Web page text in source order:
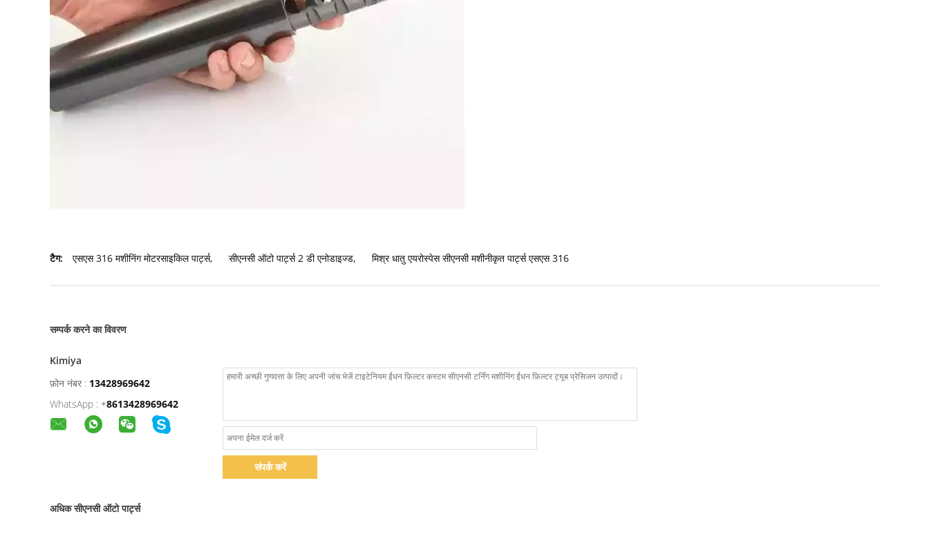
टैग: एसएस 316 मशीनिंग मोटरसाइकिल पार्ट्स, सीएनसी ऑटो पार्ट्स 2 डी एनोडाइज्ड, मिश्र धातु एयरोस्पेस सीएनसी मशीनीकृत पार्ट्स एसएस 316
सम्पर्क करने का विवरण
Kimiya
फ़ोन नंबर : 13428969642
WhatsApp : +8613428969642
संपर्क करें
अधिक सीएनसी ऑटो पार्ट्स